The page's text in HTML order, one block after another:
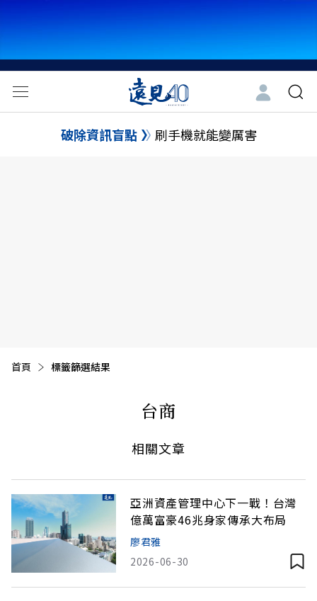
破除資訊盲點 刷手機就能變厲害
首頁 目前頁面：
標籤篩選結果
台商
相關文章
亞洲資產管理中心下一戰！台灣
億萬富豪46兆身家傳承大布局
廖君雅
2026-06-30